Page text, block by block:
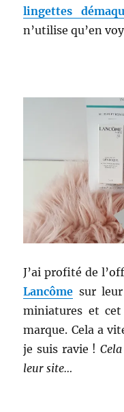
lingettes
n’utilise qu’en
J’ai profité de
Lancôme sur
miniatures et
marque. Cela a
je suis ravie !
leur site…